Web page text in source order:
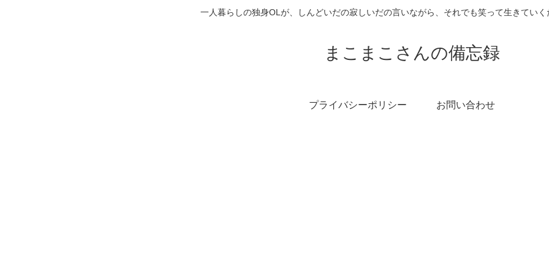
一人暮らしの独身OLが、しんどいだの寂しいだの言いながら、それでも笑って生きていく
まこまこさんの備忘録
プライバシーポリシー お問い合わせ